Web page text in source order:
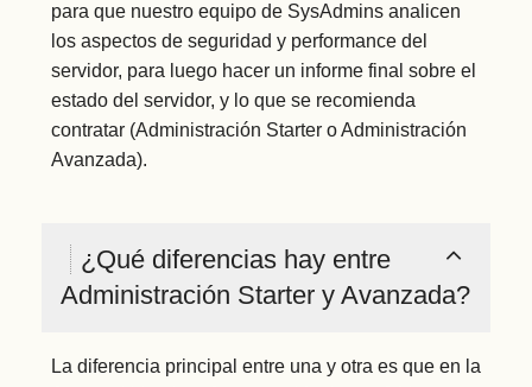
para que nuestro equipo de SysAdmins analicen
los aspectos de seguridad y performance del
servidor, para luego hacer un informe final sobre el
estado del servidor, y lo que se recomienda
contratar (Administración Starter o Administración
Avanzada).
¿Qué diferencias hay entre
Administración Starter y Avanzada?
La diferencia principal entre una y otra es que en la